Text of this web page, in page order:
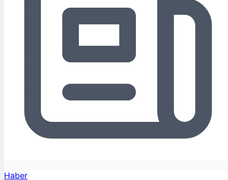
Haber